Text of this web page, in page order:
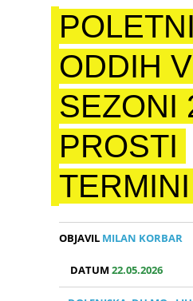
POLETNI
ODDIH V
SEZONI
PROSTI
TERMINI
OBJAVIL MILAN KORBAR
DATUM22.05.2026